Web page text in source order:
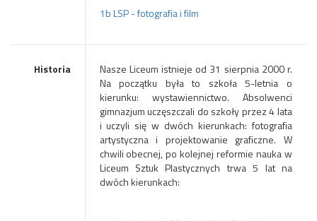
1b LSP - fotografia i film
Historia
Nasze Liceum istnieje od 31 sierpnia 2000 r.
Na początku była to szkoła 5-letnia o
kierunku: wystawiennictwo. Absolwenci
gimnazjum uczęszczali do szkoły przez 4 lata
i uczyli się w dwóch kierunkach: fotografia
artystyczna i projektowanie graficzne. W
chwili obecnej, po kolejnej reformie nauka w
Liceum Sztuk Plastycznych trwa 5 lat na
dwóch kierunkach: